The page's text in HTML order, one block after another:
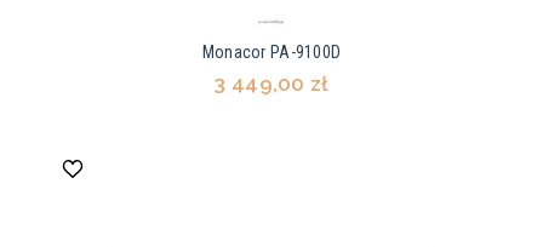
Monacor PA-9100D
3 449,00 zł